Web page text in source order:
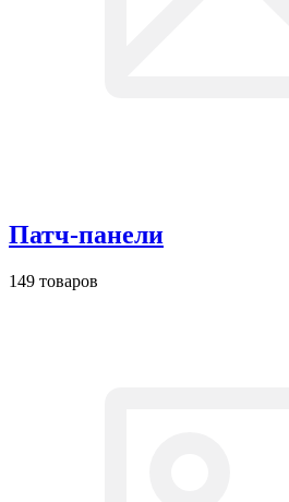
Патч-панели
149 товаров